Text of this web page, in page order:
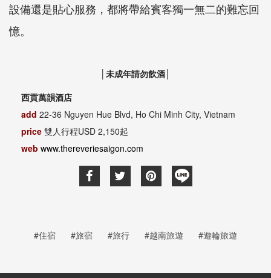
設備還是貼心服務，都將帶給賓客獨一無二的難忘回
憶。
│未成年請勿飲酒│
西貢萬韻酒店
add 22-36 Nguyen Hue Blvd, Ho Chi Minh City, Vietnam
price 雙人行程USD 2,150起
web www.thereveriesaigon.com
#住宿 #旅宿 #旅行 #越南旅遊 #遊輪旅遊